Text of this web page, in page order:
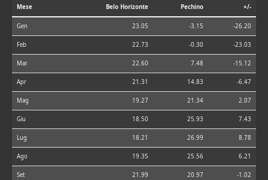
Mese Belo Horizonte Pechino +/-
Gen 23.05 -3.15 -26.20
Feb 22.73 -0.30 -23.03
Mar 22.60 7.48 -15.12
Apr 21.31 14.83 -6.47
Mag 19.27 21.34 2.07
Giu 18.50 25.93 7.43
Lug 18.21 26.99 8.78
Ago 19.35 25.56 6.21
Set 21.99 20.97 -1.02